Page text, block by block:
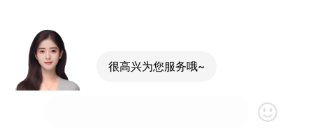
很高兴为您服务哦~